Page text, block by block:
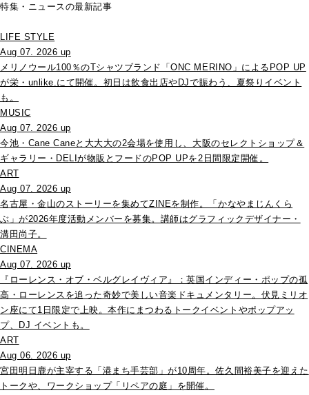
特集・ニュースの最新記事
LIFE STYLE
Aug 07. 2026 up
メリノウール100％のTシャツブランド「ONC MERINO」によるPOP UP
が栄・unlike.にて開催。初日は飲食出店やDJで賑わう、夏祭りイベント
も。
MUSIC
Aug 07. 2026 up
今池・Cane Caneと大大大の2会場を使用し、大阪のセレクトショップ＆
ギャラリー・DELIが物販とフードのPOP UPを2日間限定開催。
ART
Aug 07. 2026 up
名古屋・金山のストーリーを集めてZINEを制作。「かなやまじんくら
ぶ」が2026年度活動メンバーを募集。講師はグラフィックデザイナー・
溝田尚子。
CINEMA
Aug 07. 2026 up
『ローレンス・オブ・ベルグレイヴィア』：英国インディー・ポップの孤
高・ローレンスを追った奇妙で美しい音楽ドキュメンタリー。伏見ミリオ
ン座にて1日限定で上映。本作にまつわるトークイベントやポップアッ
プ、DJ イベントも。
ART
Aug 06. 2026 up
宮田明日鹿が主宰する「港まち手芸部」が10周年。佐久間裕美子を迎えた
トークや、ワークショップ「リペアの庭」を開催。